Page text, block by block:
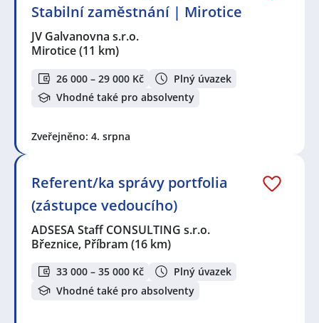
Stabilní zaměstnání | Mirotice
JV Galvanovna s.r.o.
Mirotice(11 km)
26 000 – 29 000 Kč
Plný úvazek
Vhodné také pro absolventy
Zveřejněno: 4. srpna
Referent/ka správy portfolia
(zástupce vedoucího)
ADSESA Staff CONSULTING s.r.o.
Březnice, Příbram (16 km)
33 000 – 35 000 Kč
Plný úvazek
Vhodné také pro absolventy